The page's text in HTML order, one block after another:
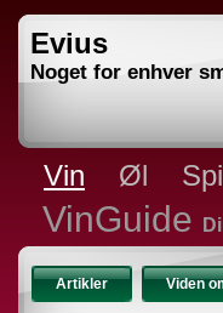
Evius
Noget for enhver
Vin Øl
VinGuide
Artikler Viden